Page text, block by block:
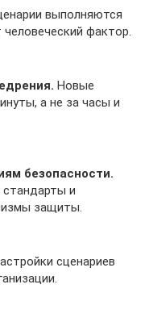
выполняются
фактор.
Новые
а не за часы и
безопасности.
стандарты и
защиты.
сценариев